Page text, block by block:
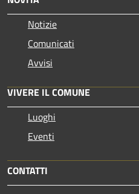
Notizie
Comunicati
Avvisi
VIVERE IL COMUNE
Luoghi
Eventi
CONTATTI